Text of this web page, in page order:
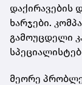
დაქირავების
ხარჯები.
გამოუცდელი
მეორე